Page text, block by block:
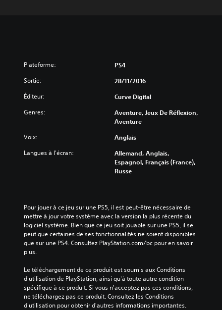
Plateforme: PS4
Sortie: 28/11/2016
Éditeur: Curve Digital
Genres:
Aventure, Jeux De Réflexion,
Aventure
Voix: Anglais
Langues à l'écran:
Allemand, Anglais,
Espagnol, Français (France),
Russe
Pour jouer à ce jeu sur une PS5, il est peut-être nécessaire de
mettre à jour votre système avec la version la plus récente du
logiciel système. Bien que ce jeu soit jouable sur une PS5, il se
peut que certaines de ses fonctionnalités ne soient disponibles
que sur une PS4. Consultez PlayStation.com/bc pour en savoir
plus.
Le téléchargement de ce produit est soumis aux Conditions
d'utilisation de PlayStation, ainsi qu'à toute autre condition
spécifique à ce produit. Si vous n'acceptez pas ces conditions,
ne téléchargez pas ce produit. Consultez les Conditions
d'utilisation pour obtenir d'autres informations importantes.